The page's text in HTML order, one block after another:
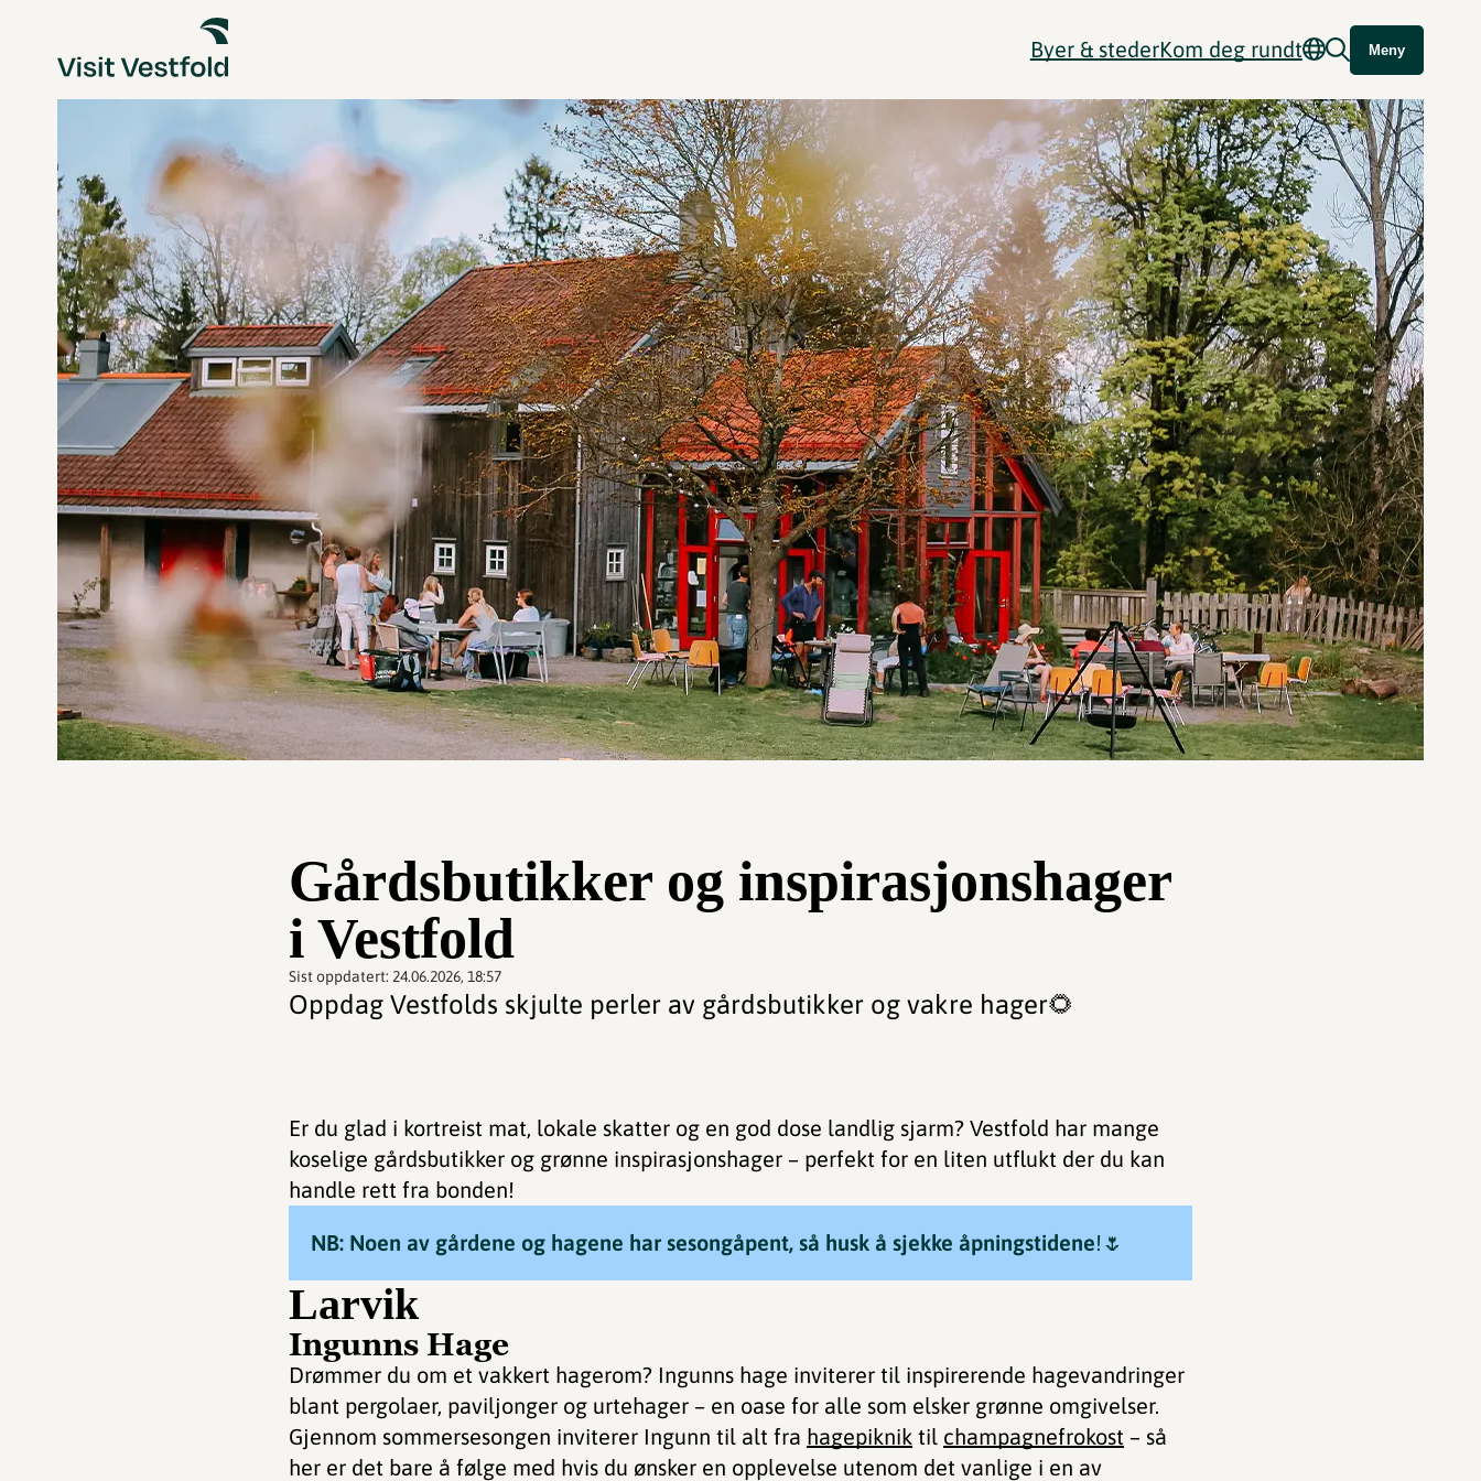
Byer & stederKom deg rundt Meny
Gårdsbutikker og inspirasjonshager
i Vestfold
Sist oppdatert: 24.06.2026, 18:57
Oppdag Vestfolds skjulte perler av gårdsbutikker og vakre hager🌻
Er du glad i kortreist mat, lokale skatter og en god dose landlig sjarm? Vestfold har mange
koselige gårdsbutikker og grønne inspirasjonshager – perfekt for en liten utflukt der du kan
handle rett fra bonden!
NB: Noen av gårdene og hagene har sesongåpent, så husk å sjekke åpningstidene!🌷
Larvik
Ingunns Hage
Drømmer du om et vakkert hagerom? Ingunns hage inviterer til inspirerende hagevandringer
blant pergolaer, paviljonger og urtehager – en oase for alle som elsker grønne omgivelser.
Gjennom sommersesongen inviterer Ingunn til alt fra hagepiknik til champagnefrokost – så
her er det bare å følge med hvis du ønsker en opplevelse utenom det vanlige i en av